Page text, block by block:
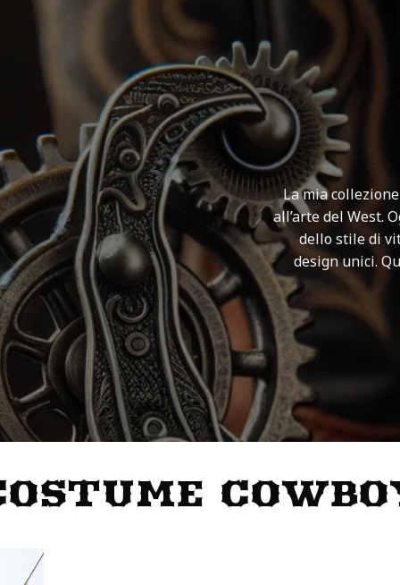
La mia
all’arte del West.
dello stile di
design unici.